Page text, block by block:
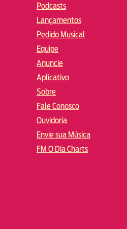
Podcasts
Lançamentos
Pedido Musical
Equipe
Anuncie
Aplicativo
Sobre
Fale Conosco
Ouvidoria
Envie sua Música
FM O Dia Charts